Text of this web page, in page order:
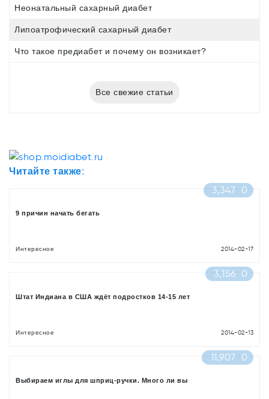
Неонатальный сахарный диабет
Липоатрофический сахарный диабет
Что такое предиабет и почему он возникает?
Все свежие статьи
Читайте также:
3,347
0
9 причин начать бегать
Интересное 2014-02-17
3,156 0
Штат Индиана в США ждёт подростков 14-15 лет
Интересное 2014-02-13
11,907 0
Выбираем иглы для шприц-ручки. Много ли вы